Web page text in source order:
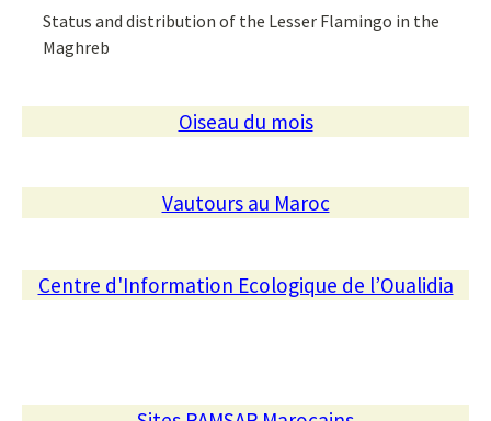
Status and distribution of the Lesser Flamingo in the
Maghreb
Oiseau du mois
Vautours au Maroc
Centre d'Information Ecologique de l’Oualidia